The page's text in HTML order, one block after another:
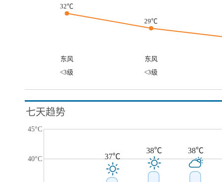
32℃
29℃
东风
东风
<3级
<3级
七天趋势
45°C
40°C 37℃
38℃ 38℃